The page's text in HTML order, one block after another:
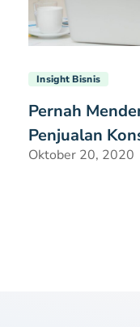
Insight Bisnis
Pernah
Penjualan
Oktober 20, 2020